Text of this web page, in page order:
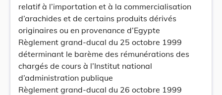
relatif à l’importation et à la commercialisation
d’arachides et de certains produits dérivés
originaires ou en provenance d’Egypte
Règlement grand-ducal du 25 octobre 1999
déterminant le barème des rémunérations des
chargés de cours à l’Institut national
d’administration publique
Règlement grand-ducal du 26 octobre 1999